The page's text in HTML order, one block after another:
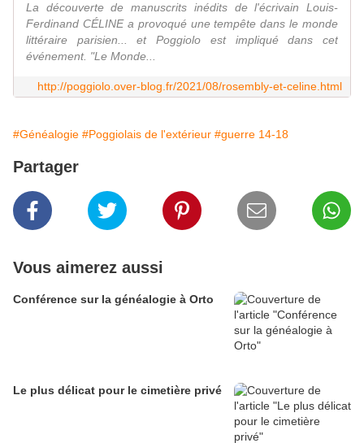
La découverte de manuscrits inédits de l'écrivain Louis-
Ferdinand CÉLINE a provoqué une tempête dans le monde
littéraire parisien... et Poggiolo est impliqué dans cet
événement. "Le Monde...
http://poggiolo.over-blog.fr/2021/08/rosembly-et-celine.html
#Généalogie #Poggiolais de l'extérieur #guerre 14-18
Partager
Vous aimerez aussi
Conférence sur la généalogie à Orto
Le plus délicat pour le cimetière privé